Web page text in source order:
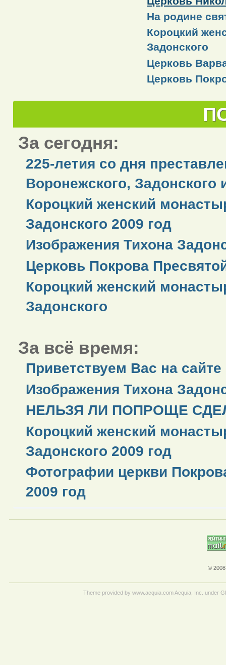
На родине
Короцкий
Задонского
Церковь
Церковь
За сегодня:
225-летия со дня
Воронежского, Задонского
Короцкий женский
Задонского 2009 год
Изображения Тихона
Церковь Покрова
Короцкий женский
Задонского
За всё время:
Приветствуем Вас на
Изображения Тихона
НЕЛЬЗЯ ЛИ ПОПРОЩЕ
Короцкий женский
Задонского 2009 год
Фотографии церкви
2009 год
©
Theme provided by www.acquia.com Acquia, Inc. under